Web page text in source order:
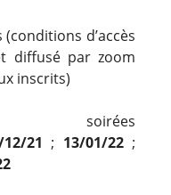
d’accès
diffusé par zoom
inscrits)
12/21 ; 13/01/22;